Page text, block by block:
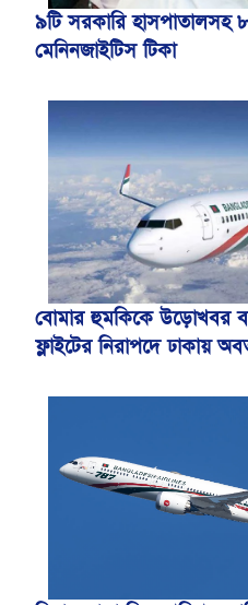
৯টি সরকারি হাসপাতালসহ
মেনিনজাইটিস টিকা
বোমার হুমকিকে উড়োখবর
ফ্লাইটের নিরাপদে ঢাকায়